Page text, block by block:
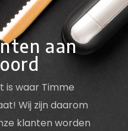
aan
is waar Timme
Wij zijn daarom
klanten worden